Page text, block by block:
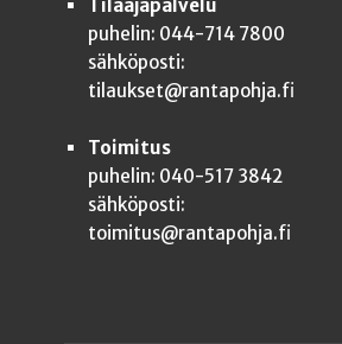
Tilaajapalvelu
puhelin: 044-714 7800
sähköposti:
tilaukset@rantapohja.fi
Toimitus
puhelin: 040-517 3842
sähköposti:
toimitus@rantapohja.fi